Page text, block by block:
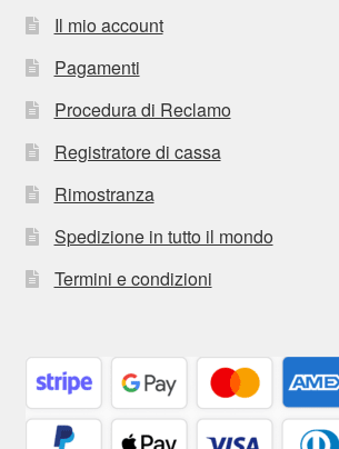
Il mio account
Pagamenti
Procedura di Reclamo
Registratore di cassa
Rimostranza
Spedizione in tutto il mondo
Termini e condizioni